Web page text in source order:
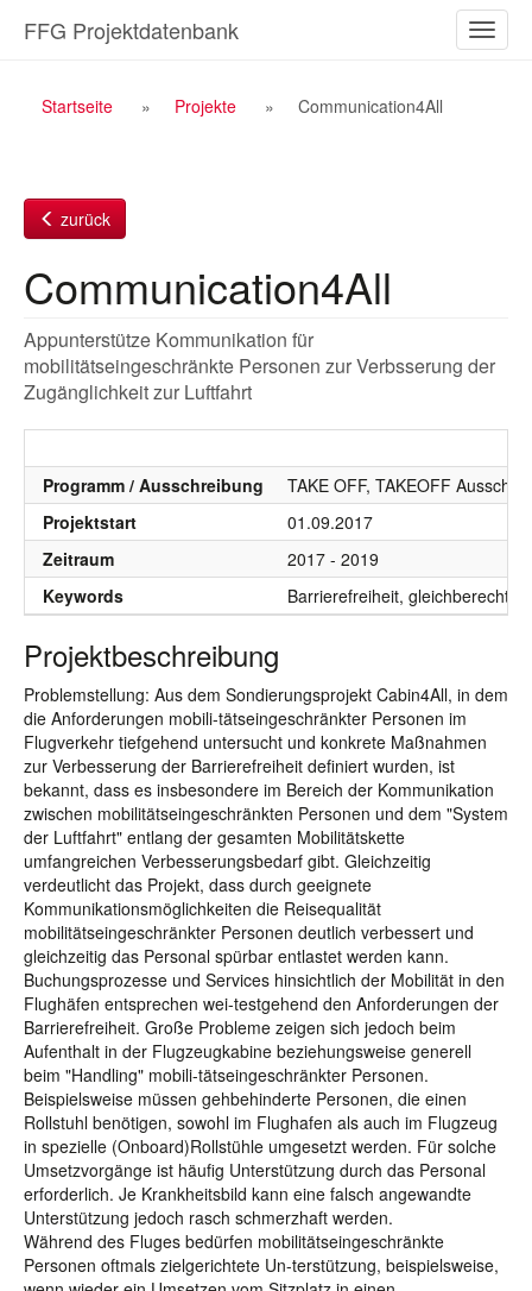
Inhalt
ein-/
FFG Projektdatenbank
Breadcrumb
Startseite Projekte Communication4All
zurück
Communication4All
Appunterstütze Kommunikation für
mobilitätseingeschränkte Personen zur Verbsserung der
Zugänglichkeit zur Luftfahrt
Programm / Ausschreibung
TAKE OFF, TAKEOFF
Projektstart
01.09.2017
Zeitraum
2017 - 2019
Keywords
Barrierefreiheit,
Projektbeschreibung
Problemstellung: Aus dem Sondierungsprojekt Cabin4All, in dem
die Anforderungen mobili-tätseingeschränkter Personen im
Flugverkehr tiefgehend untersucht und konkrete Maßnahmen
zur Verbesserung der Barrierefreiheit definiert wurden, ist
bekannt, dass es insbesondere im Bereich der Kommunikation
zwischen mobilitätseingeschränkten Personen und dem "System
der Luftfahrt" entlang der gesamten Mobilitätskette
umfangreichen Verbesserungsbedarf gibt. Gleichzeitig
verdeutlicht das Projekt, dass durch geeignete
Kommunikationsmöglichkeiten die Reisequalität
mobilitätseingeschränkter Personen deutlich verbessert und
gleichzeitig das Personal spürbar entlastet werden kann.
Buchungsprozesse und Services hinsichtlich der Mobilität in den
Flughäfen entsprechen wei-testgehend den Anforderungen der
Barrierefreiheit. Große Probleme zeigen sich jedoch beim
Aufenthalt in der Flugzeugkabine beziehungsweise generell
beim "Handling" mobili-tätseingeschränkter Personen.
Beispielsweise müssen gehbehinderte Personen, die einen
Rollstuhl benötigen, sowohl im Flughafen als auch im Flugzeug
in spezielle (Onboard)Rollstühle umgesetzt werden. Für solche
Umsetzvorgänge ist häufig Unterstützung durch das Personal
erforderlich. Je Krankheitsbild kann eine falsch angewandte
Unterstützung jedoch rasch schmerzhaft werden.
Während des Fluges bedürfen mobilitätseingeschränkte
Personen oftmals zielgerichtete Un-terstützung, beispielsweise,